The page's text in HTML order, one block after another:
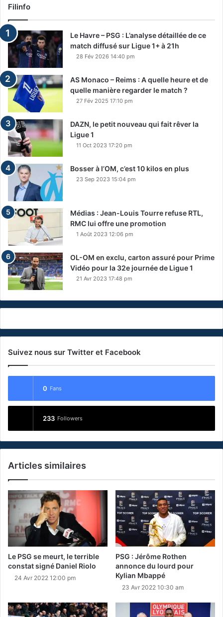
Filinfo
Le Havre – PSG : L’analyse détaillée de ce
match diffusé sur Ligue 1+ à 21h
28 Fév 2026 14:40 pm
AS Monaco – Reims : A quelle heure et de
quelle manière regarder le match ?
27 Fév 2025 17:10 pm
DAZN, le petit nouveau qui fait rêver la
Ligue 1
11 Oct 2023 17:20 pm
Bosser à l’OM, c’est 10 kilos en plus
23 Sep 2023 15:04 pm
Médias : Jean-Louis Tourre refuse RTL,
RMC lui offre une promotion
1 Août 2023 12:06 pm
OL-OM en exclu, carton assuré pour Prime
Vidéo pour la 32e journée de Ligue 1
21 Avr 2023 17:48 pm
Suivez nous sur Twitter et Facebook
0 Fans
233 Followers
Articles similaires
Le PSG se meurt, le terrible
constat signé Daniel Riolo
24 Avr 2022 12:00 pm
PSG : Jérôme Rothen
annonce du lourd pour
Kylian Mbappé
23 Avr 2022 10:30 am